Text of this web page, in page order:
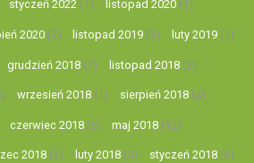
styczeń 2022 (1) listopad 2020(1)
2020(2) listopad 2019 (3) luty 2019 (1)
grudzień 2018 (7) listopad 2018(9)
wrzesień 2018 (1) sierpień 2018(4)
czerwiec 2018(6) maj 2018 (12)
2018 (2) luty 2018(4) styczeń 2018(6)